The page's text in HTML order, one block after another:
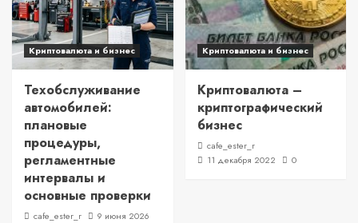
Криптовалюта и бизнес
Техобслуживание
автомобилей:
плановые
процедуры,
регламентные
интервалы и
основные проверки
cafe_ester_r 9 июня 2026
Криптовалюта и бизнес
Криптовалюта –
криптографический
бизнес
cafe_ester_r
11 декабря 2022
0